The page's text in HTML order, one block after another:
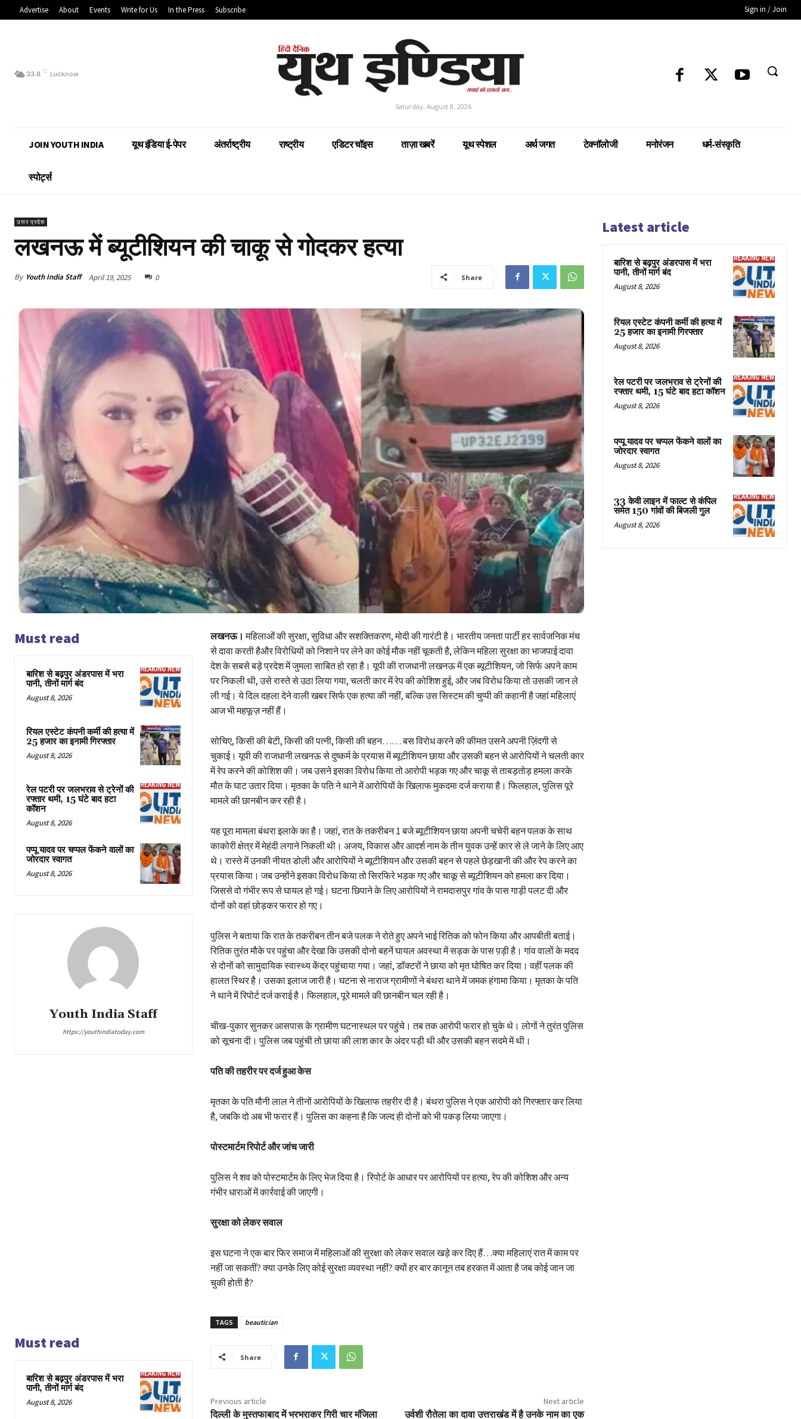
Advertise About Events Write for Us In the Press Subscribe Sign in / Join
33.8 C Lucknow
Saturday, August 8, 2026
JOIN YOUTH INDIA यूथ इंडिया ई-पेपर अंतर्राष्ट्रीय राष्ट्रीय एडिटर चॉइस ताज़ा खबरें यूथ स्पेशल अर्थ जगत टेक्नॉलोजी मनोरंजन धर्म-संस्कृति
स्पोर्ट्स
उत्तर प्रदेश
लखनऊ में ब्यूटीशियन की चाकू से गोदकर हत्या
By Youth India Staff April 19, 2025 0 Share
Must read
बारिश से बढ़पुर अंडरपास में भरा
पानी, तीनों मार्ग बंद
August 8, 2026
रियल एस्टेट कंपनी कर्मी की हत्या में
25 हजार का इनामी गिरफ्तार
August 8, 2026
रेल पटरी पर जलभराव से ट्रेनों की
रफ्तार थमी, 15 घंटे बाद हटा
कॉशन
August 8, 2026
पप्पू यादव पर चप्पल फेंकने वालों का
जोरदार स्वागत
August 8, 2026
Youth India Staff
https://youthindiatoday.com
लखनऊ। महिलाओं की सुरक्षा, सुविधा और सशक्तिकरण, मोदी की गारंटी है। भारतीय जनता पार्टी हर सार्व​जनिक मंच
से दावा करती हैऔर विरोधियों को निशाने पर लेने का कोई मौक नहीं चूकती है, लेकिन महिला सुरक्षा का भाजपाई दावा
देश के सबसे बड़े प्रदेश में जुमला साबित हो रहा है। यूपी की राजधानी लखनऊ में एक ब्यूटीशियन, जो सिर्फ अपने काम
पर निकली थी, उसे रास्ते से उठा लिया गया, चलती कार में रेप की कोशिश हुई, और जब विरोध किया तो उसकी जान ले
ली गई। ये दिल दहला देने वाली खबर सिर्फ एक हत्या की नहीं, बल्कि उस सिस्टम की चुप्पी की कहानी है जहां महिलाएं
आज भी महफूज़ नहीं हैं।
सोचिए, किसी की बेटी, किसी की पत्नी, किसी की बहन…… बस विरोध करने की कीमत उसने अपनी ज़िंदगी से
चुकाई। यूपी की राजधानी लखनऊ से दुष्कर्म के प्रयास में ब्यूटीशियन छाया और उसकी बहन से आरोपियों ने चलती कार
में रेप करने की कोशिश की। जब उसने इसका विरोध किया तो आरोपी भड़क गए और चाकू से ताबड़तोड़ हमला करके
मौत के घाट उतार दिया। मृतका के पति ने थाने में आरोपियों के खिलाफ मुकदमा दर्ज कराया है। फिलहाल, पुलिस पूरे
मामले की छानबीन कर रही है।
यह पूरा मामला बंथरा इलाके का है। जहां, रात के तकरीबन 1 बजे ब्यूटीशियन छाया अपनी चचेरी बहन पलक के साथ
काकोरी क्षेत्र में मेहंदी लगाने निकली थी। अजय, विकास और आदर्श नाम के तीन युवक उन्हें कार से ले जाने के लिए आए
थे। रास्ते में उनकी नीयत डोली और आरोपियों ने ब्यूटीशियन और उसकी बहन से पहले छेड़खानी की और रेप करने का
प्रयास किया। जब उन्होंने इसका विरोध किया तो सिरफिरे भड़क गए और चाकू से ब्यूटीशियन को हमला कर दिया।
जिससे वो गंभीर रूप से घायल हो गई। घटना छिपाने के लिए आरोपियों ने रामदासपुर गांव के पास गाड़ी पलट दी और
दोनों को वहां छोड़कर फरार हो गए।
पुलिस ने बताया कि रात के तकरीबन तीन बजे पलक ने रोते हुए अपने भाई रितिक को फोन किया और आपबीती बताई।
रितिक तुरंत मौके पर पहुंचा और देखा कि उसकी दोनो बहनें घायल अवस्था में सड़क के पास प़ड़ी है। गांव वालों के मदद
से दोनों को सामुदायिक स्वास्थ्य केंद्र पहुंचाया गया। जहां, डॉक्टरों ने छाया को मृत घोषित कर दिया। वहीं पलक की
हालत स्थिर है। उसका इलाज जारी है। घटना से नाराज ग्रामीणों ने बंथरा थाने में जमक हंगामा किया। मृतका के पति
ने थाने में रिपोर्ट दर्ज कराई है। फिलहाल, पूरे मामले की छानबीन चल रही है।
चीख-पुकार सुनकर आसपास के ग्रामीण घटनास्थल पर पहुंचे। तब तक आरोपी फरार हो चुके थे। लोगों ने तुरंत पुलिस
को सूचना दी। पुलिस जब पहुंची तो छाया की लाश कार के अंदर पड़ी थी और उसकी बहन सदमे में थी।
पति की तहरीर पर दर्ज हुआ केस
मृतका के पति मौनी लाल ने तीनों आरोपियों के खिलाफ तहरीर दी है। बंथरा पुलिस ने एक आरोपी को गिरफ्तार कर लिया
है, जबकि दो अब भी फरार हैं। पुलिस का कहना है कि जल्द ही दोनों को भी पकड़ लिया जाएगा।
पोस्टमार्टम रिपोर्ट और जांच जारी
पुलिस ने शव को पोस्टमार्टम के लिए भेज दिया है। रिपोर्ट के आधार पर आरोपियों पर हत्या, रेप की कोशिश और अन्य
गंभीर धाराओं में कार्रवाई की जाएगी।
सुरक्षा को लेकर सवाल
इस घटना ने एक बार फिर समाज में महिलाओं की सुरक्षा को लेकर सवाल खड़े कर दिए हैं…क्या महिलाएं रात में काम पर
नहीं जा सकतीं? क्या उनके लिए कोई सुरक्षा व्यवस्था नहीं? क्यों हर बार कानून तब हरकत में आता है जब कोई जान जा
चुकी होती है?
TAGS beautician
Must read
बारिश से बढ़पुर अंडरपास में भरा
पानी, तीनों मार्ग बंद
August 8, 2026
Share
Previous article
दिल्ली के मुस्तफाबाद में भरभराकर गिरी चार मंजिला
Next article
उर्वशी रौतेला का दावा उत्तराखंड में है उनके नाम का एक
Latest article
बारिश से बढ़पुर अंडरपास में भरा
पानी, तीनों मार्ग बंद
August 8, 2026
रियल एस्टेट कंपनी कर्मी की हत्या में
25 हजार का इनामी गिरफ्तार
August 8, 2026
रेल पटरी पर जलभराव से ट्रेनों की
रफ्तार थमी, 15 घंटे बाद हटा कॉशन
August 8, 2026
पप्पू यादव पर चप्पल फेंकने वालों का
जोरदार स्वागत
August 8, 2026
33 केवी लाइन में फाल्ट से कंपिल
समेत 150 गांवों की बिजली गुल
August 8, 2026